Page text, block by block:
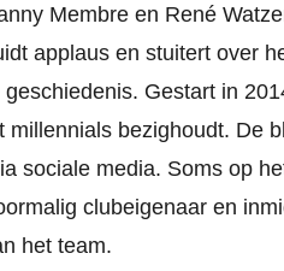
Membre en René
applaus en stuitert over
Gestart in
millennials bezighoudt. De
sociale media. Soms op
clubeigenaar en
het team.